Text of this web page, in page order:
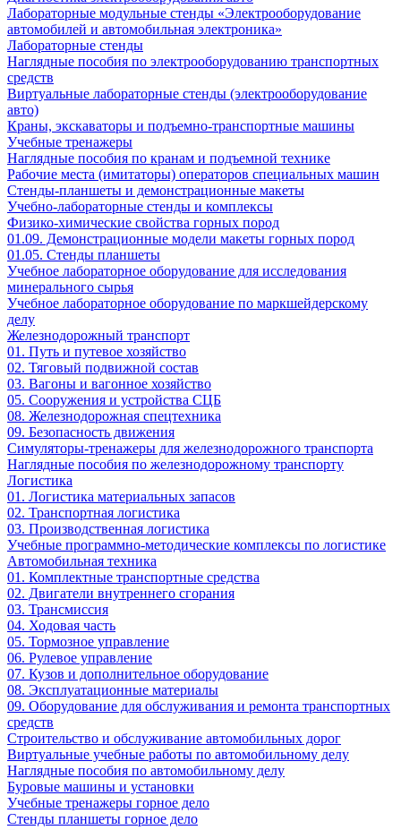
Лабораторные модульные стенды «Электрооборудование
автомобилей и автомобильная электроника»
Лабораторные стенды
Наглядные пособия по электрооборудованию транспортных
средств
Виртуальные лабораторные стенды (электрооборудование
авто)
Краны, экскаваторы и подъемно-транспортные машины
Учебные тренажеры
Наглядные пособия по кранам и подъемной технике
Рабочие места (имитаторы) операторов специальных машин
Стенды-планшеты и демонстрационные макеты
Учебно-лабораторные стенды и комплексы
Физико-химические свойства горных пород
01.09. Демонстрационные модели макеты горных пород
01.05. Стенды планшеты
Учебное лабораторное оборудование для исследования
минерального сырья
Учебное лабораторное оборудование по маркшейдерскому
делу
Железнодорожный транспорт
01. Путь и путевое хозяйство
02. Тяговый подвижной состав
03. Вагоны и вагонное хозяйство
05. Сооружения и устройства СЦБ
08. Железнодорожная спецтехника
09. Безопасность движения
Симуляторы-тренажеры для железнодорожного транспорта
Наглядные пособия по железнодорожному транспорту
Логистика
01. Логистика материальных запасов
02. Транспортная логистика
03. Производственная логистика
Учебные программно-методические комплексы по логистике
Автомобильная техника
01. Комплектные транспортные средства
02. Двигатели внутреннего сгорания
03. Трансмиссия
04. Ходовая часть
05. Тормозное управление
06. Рулевое управление
07. Кузов и дополнительное оборудование
08. Эксплуатационные материалы
09. Оборудование для обслуживания и ремонта транспортных
средств
Строительство и обслуживание автомобильных дорог
Виртуальные учебные работы по автомобильному делу
Наглядные пособия по автомобильному делу
Буровые машины и установки
Учебные тренажеры горное дело
Стенды планшеты горное дело